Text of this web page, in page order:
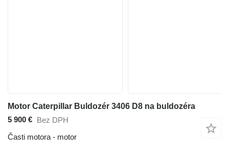
Motor Caterpillar Buldozér 3406 D8 na buldozéra
5 900 € Bez DPH
Časti motora - motor